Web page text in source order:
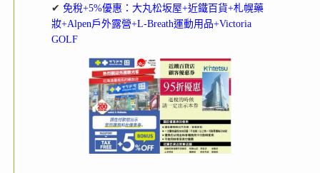
✔ 免稅+5%優惠：大丸松坂屋+近鐵百貨+札幌藥
妝+Alpen戶外露營+L-Breath運動用品+Victoria
GOLF